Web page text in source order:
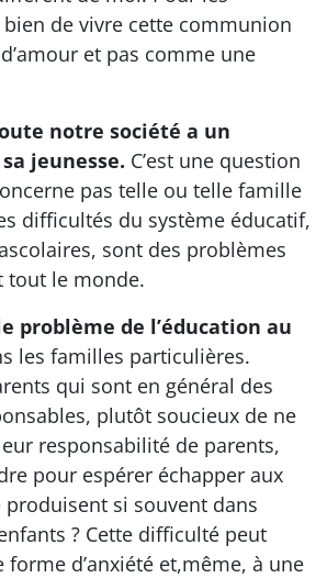
bien de vivre cette communion
et pas comme une
notre société a un
jeunesse. C’est une question
pas telle ou telle famille
difficultés du système éducatif,
sont des problèmes
tout le monde.
problème de l’éducation au
les familles particulières.
qui sont en général des
plutôt soucieux de ne
responsabilité de parents,
pour espérer échapper aux
si souvent dans
? Cette difficulté peut
forme d’anxiété et,même, à une